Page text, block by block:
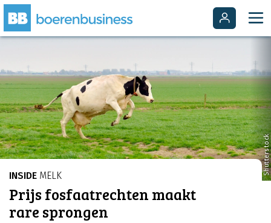
Shutterstock
INSIDE MELK
Prijs fosfaatrechten maakt
rare sprongen